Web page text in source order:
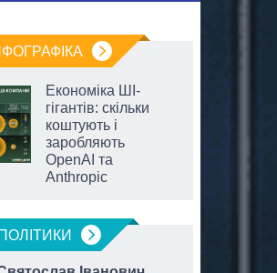
Економіка ШІ-
гігантів: скільки
коштують і
заробляють
OpenAI та
Anthropic
ПОЛIТИКИ